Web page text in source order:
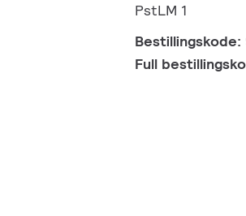
PstLM 1
Bestillingskode:
Full